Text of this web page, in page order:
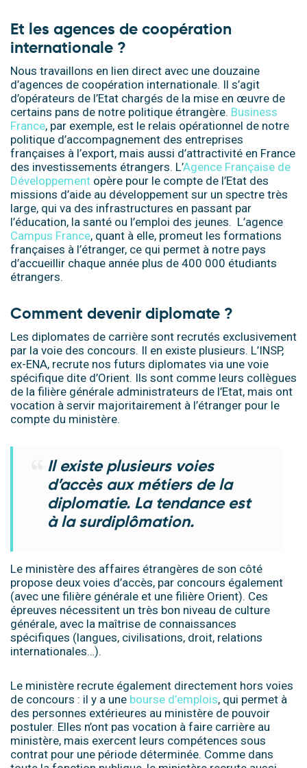
Et les agences de coopération
internationale ?
Nous travaillons en lien direct avec une douzaine
d’agences de coopération internationale. Il s’agit
d’opérateurs de l’Etat chargés de la mise en œuvre de
certains pans de notre politique étrangère. Business
France, par exemple, est le relais opérationnel de notre
politique d’accompagnement des entreprises
françaises à l’export, mais aussi d’attractivité en France
des investissements étrangers. L’Agence Française de
Développement opère pour le compte de l’Etat des
missions d’aide au développement sur un spectre très
large, qui va des infrastructures en passant par
l’éducation, la santé ou l’emploi des jeunes. L’agence
Campus France, quant à elle, promeut les formations
françaises à l’étranger, ce qui permet à notre pays
d’accueillir chaque année plus de 400 000 étudiants
étrangers.
Comment devenir diplomate ?
Les diplomates de carrière sont recrutés exclusivement
par la voie des concours. Il en existe plusieurs. L’INSP,
ex-ENA, recrute nos futurs diplomates via une voie
spécifique dite d’Orient. Ils sont comme leurs collègues
de la filière générale administrateurs de l’Etat, mais ont
vocation à servir majoritairement à l’étranger pour le
compte du ministère.
Il existe plusieurs voies
d’accès aux métiers de la
diplomatie. La tendance est
à la surdiplômation.
Le ministère des affaires étrangères de son côté
propose deux voies d’accès, par concours également
(avec une filière générale et une filière Orient). Ces
épreuves nécessitent un très bon niveau de culture
générale, avec la maîtrise de connaissances
spécifiques (langues, civilisations, droit, relations
internationales…).
Le ministère recrute également directement hors voies
de concours : il y a une bourse d’emplois, qui permet à
des personnes extérieures au ministère de pouvoir
postuler. Elles n’ont pas vocation à faire carrière au
ministère, mais exercent leurs compétences sous
contrat pour une période déterminée. Comme dans